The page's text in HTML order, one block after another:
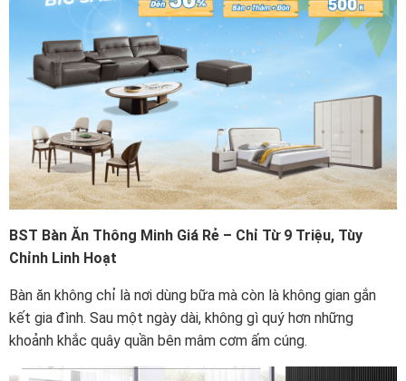
BST Bàn Ăn Thông Minh Giá Rẻ – Chỉ Từ 9 Triệu, Tùy
Chỉnh Linh Hoạt
Bàn ăn không chỉ là nơi dùng bữa mà còn là không gian gắn
kết gia đình. Sau một ngày dài, không gì quý hơn những
khoảnh khắc quây quần bên mâm cơm ấm cúng.